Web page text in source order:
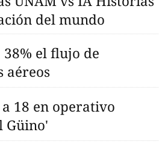
del mundo
el flujo de
aéreos
18 en operativo
Güino'